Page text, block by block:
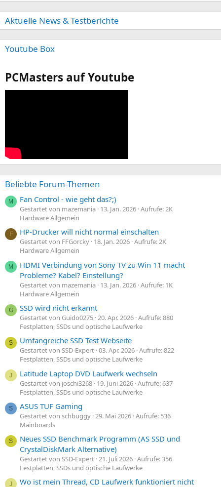
Aktuelle News & Testberichte
Youtube Box
PCMasters auf Youtube
Beliebte Forum-Themen
M Fan Control - wie geht das?;)
Gestartet von mazemania 13. Jan. 2026 Aufrufe: 2K
Hardware Allgemein
F HP-Drucker will nicht normal einschalten
Gestartet von FFGorcky 18. Jan. 2026 Aufrufe: 2K
Hardware Allgemein
M
HDMI Verbindung von Sony TV zu Win 11 macht
Probleme? Kabel? Einstellung?
Gestartet von mazemania 13. Jan. 2026 Aufrufe: 1K
Hardware Allgemein
G SSD wird nicht erkannt
Gestartet von Guido0275 20. Apr. 2026 Aufrufe: 880
Festplatten, SSDs und optische Laufwerke
S Umfangreiche SSD Test Webseite
Gestartet von SSD-Expert 03. Apr. 2026 Aufrufe: 822
Festplatten, SSDs und optische Laufwerke
J Latitude Laptop DVD Laufwerk wechseln
Gestartet von joschi3268 19. Juni 2026 Aufrufe: 637
Festplatten, SSDs und optische Laufwerke
S ASUS TUF Gaming
Gestartet von schbuggy 29. Mai 2026 Aufrufe: 536
Mainboards
S
Neues SSD Benchmark Programm (AS SSD und
CrystalDiskMark Alternative)
Gestartet von SSD-Expert 21. Juli 2026 Aufrufe: 356
Festplatten, SSDs und optische Laufwerke
J Wo ist mein Thread, CD Laufwerk funktioniert nicht